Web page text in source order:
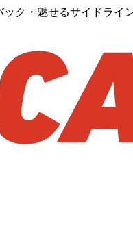
ク・魅せるサイドラ